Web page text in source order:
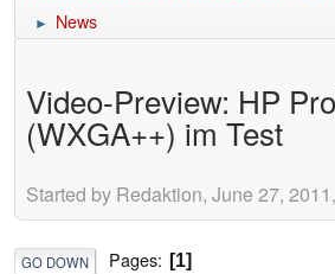
► News
Video-Preview: HP
(WXGA++) im Test
Started by Redaktion, June 27,
GO DOWN Pages 1